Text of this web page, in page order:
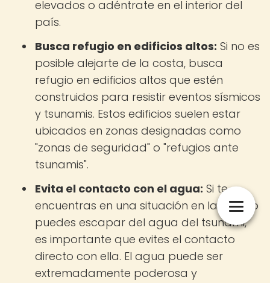
elevados o adéntrate en el interior del
país.
Busca refugio en edificios altos: Si no es
posible alejarte de la costa, busca
refugio en edificios altos que estén
construidos para resistir eventos sísmicos
y tsunamis. Estos edificios suelen estar
ubicados en zonas designadas como
"zonas de seguridad" o "refugios ante
tsunamis".
Evita el contacto con el agua: Si te
encuentras en una situación en la que no
puedes escapar del agua del tsunami,
es importante que evites el contacto
directo con ella. El agua puede ser
extremadamente poderosa y